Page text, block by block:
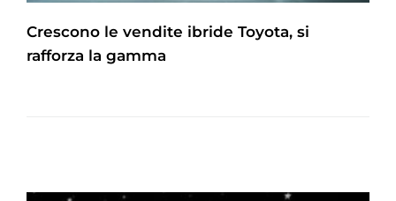
Crescono le vendite ibride Toyota, si
rafforza la gamma